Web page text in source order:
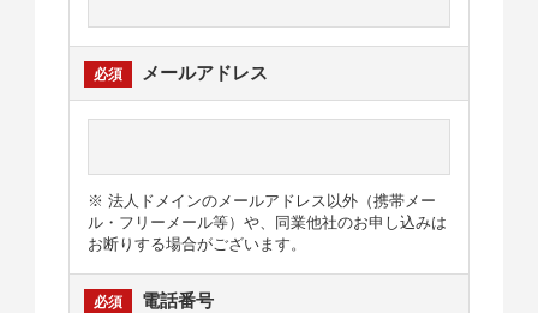
メールアドレス
※ 法人ドメインのメールアドレス以外（携帯メー
ル・フリーメール等）や、同業他社のお申し込みは
お断りする場合がございます。
電話番号